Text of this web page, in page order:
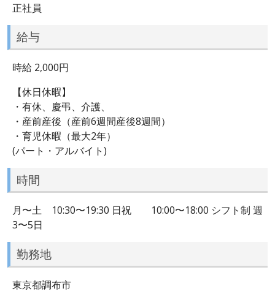
正社員
給与
時給 2,000円
【休日休暇】
・有休、慶弔、介護、
・産前産後（産前6週間産後8週間）
・育児休暇（最大2年）
(パート・アルバイト)
時間
月〜土 10:30〜19:30 日祝 10:00〜18:00 シフト制 週
3〜5日
勤務地
東京都調布市